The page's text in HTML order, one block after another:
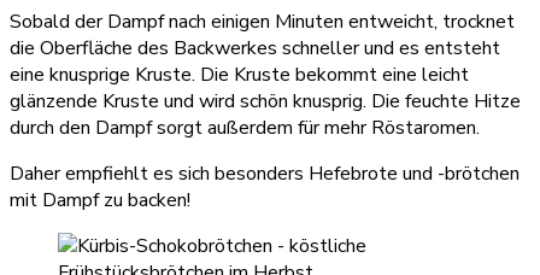
Sobald der Dampf nach einigen Minuten entweicht, trocknet
die Oberfläche des Backwerkes schneller und es entsteht
eine knusprige Kruste. Die Kruste bekommt eine leicht
glänzende Kruste und wird schön knusprig. Die feuchte Hitze
durch den Dampf sorgt außerdem für mehr Röstaromen.
Daher empfiehlt es sich besonders Hefebrote und -brötchen
mit Dampf zu backen!